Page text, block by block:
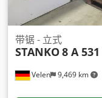
Velen 9,469 km
带锯 - 立式
STANKO8 A 531